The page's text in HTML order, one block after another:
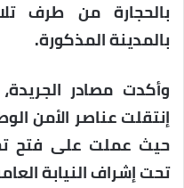
بالحجارة من طرف
بالمدينة المذكورة.
وأكدت مصادر
إنتقلت عناصر الأمن
حيث عملت على فتح
تحت إشراف النيابة